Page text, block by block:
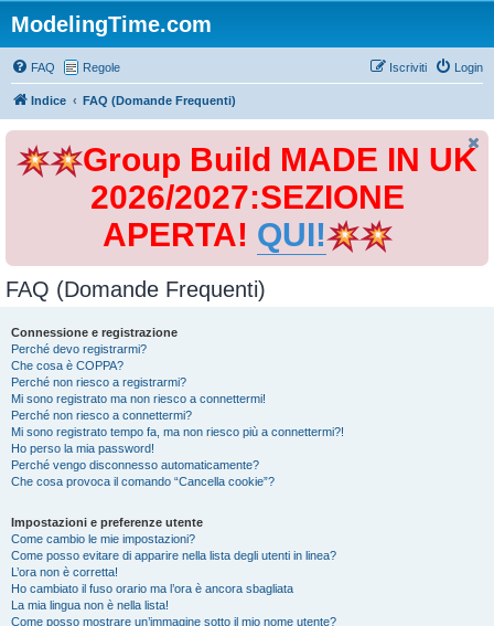
ModelingTime.com
FAQ Regole Login
Iscriviti
Indice FAQ (Domande Frequenti)
Group Build MADE IN UK
2026/2027:SEZIONE
APERTA! QUI!
FAQ (Domande Frequenti)
Connessione e registrazione
Perché devo registrarmi?
Che cosa è COPPA?
Perché non riesco a registrarmi?
Mi sono registrato ma non riesco a connettermi!
Perché non riesco a connettermi?
Mi sono registrato tempo fa, ma non riesco più a connettermi?!
Ho perso la mia password!
Perché vengo disconnesso automaticamente?
Che cosa provoca il comando “Cancella cookie”?
Impostazioni e preferenze utente
Come cambio le mie impostazioni?
Come posso evitare di apparire nella lista degli utenti in linea?
L’ora non è corretta!
Ho cambiato il fuso orario ma l’ora è ancora sbagliata
La mia lingua non è nella lista!
Come posso mostrare un’immagine sotto il mio nome utente?